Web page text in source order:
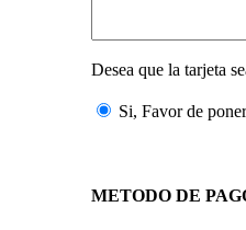
Desea que la tarjeta
Si, Favor de
METODO DE